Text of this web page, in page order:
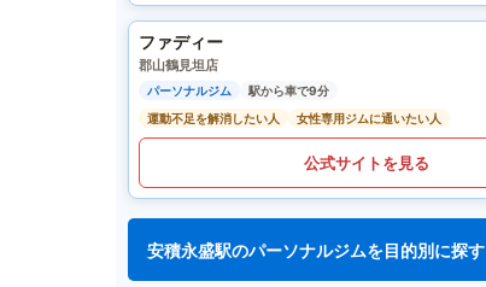
ファディー
郡山鶴見坦店
パーソナルジム
駅から車で9分
運動不足を解消したい人
女性専用ジムに通いたい人
公式サイトを見る
安積永盛駅のパーソナルジムを目的別に探す